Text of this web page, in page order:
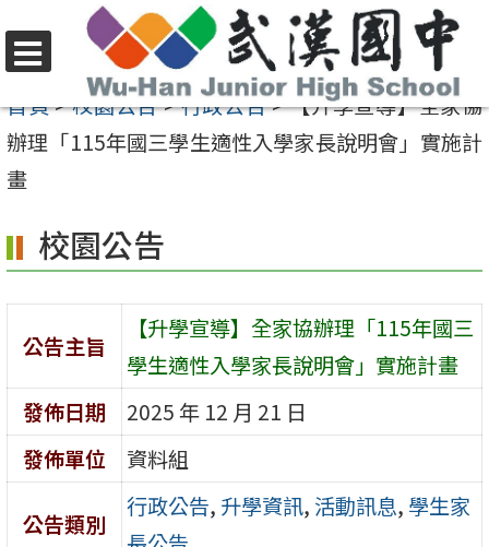
至
要
內
區
選
單
首頁>校園公告>行政公告>【升學宣導】全家協
辦理「115年國三學生適性入學家長說明會」實施計
畫
校園公告
公告主旨
【升學宣導】全家協辦理「115年國三
學生適性入學家長說明會」實施計畫
發佈日期
2025 年 12 月 21 日
發佈單位
資料組
公告類別
行政公告, 升學資訊, 活動訊息, 學生家